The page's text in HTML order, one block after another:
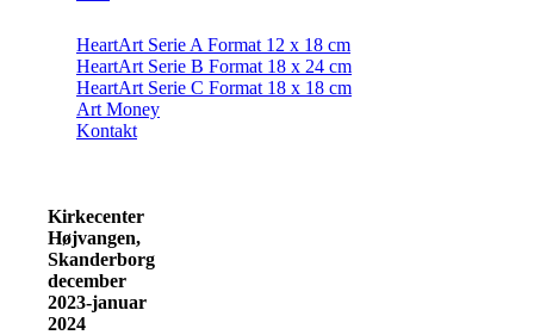
HeartArt Serie A Format 12 x 18 cm
HeartArt Serie B Format 18 x 24 cm
HeartArt Serie C Format 18 x 18 cm
Art Money
Kontakt
Kirkecenter
Højvangen,
Skanderborg
december
2023-januar
2024